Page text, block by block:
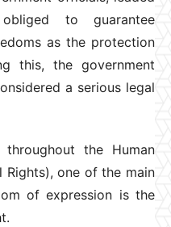
to guarantee
as the protection
this, the government
a serious legal
the Human
Rights), one of the main
of expression is the